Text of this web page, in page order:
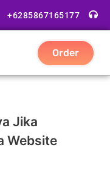
+6285867165177
Order
Jika
Website